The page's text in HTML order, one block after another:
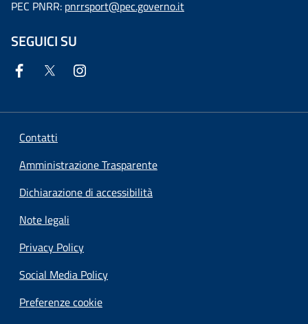
PEC PNRR: pnrrsport@pec.governo.it
SEGUICI SU
Contatti
Amministrazione Trasparente
Dichiarazione di accessibilità
Note legali
Privacy Policy
Social Media Policy
Preferenze cookie